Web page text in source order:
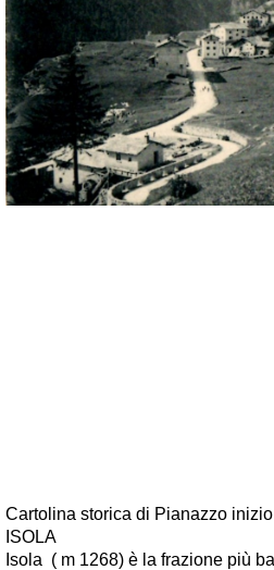
Cartolina storica di Pianazzo
ISOLA
Isola ( m 1268) è la frazione più